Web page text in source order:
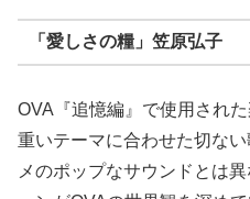
「愛しさの糧」笠原弘子
OVA『追憶編』で使用され
重いテーマに合わせた切な
メのポップなサウンドとは